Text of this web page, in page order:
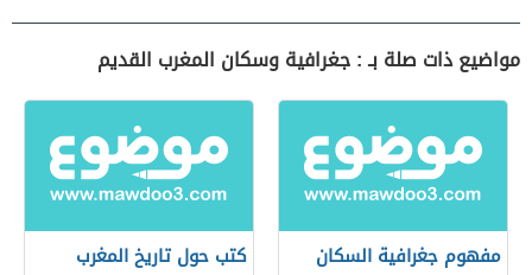
مواضيع ذات صلة بـ : جغرافية وسكان المغرب القديم
مفهوم جغرافية السكان
كتب حول تاريخ المغرب